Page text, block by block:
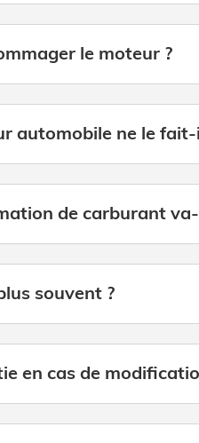
le moteur ?
automobile ne le
de carburant
souvent ?
en cas de